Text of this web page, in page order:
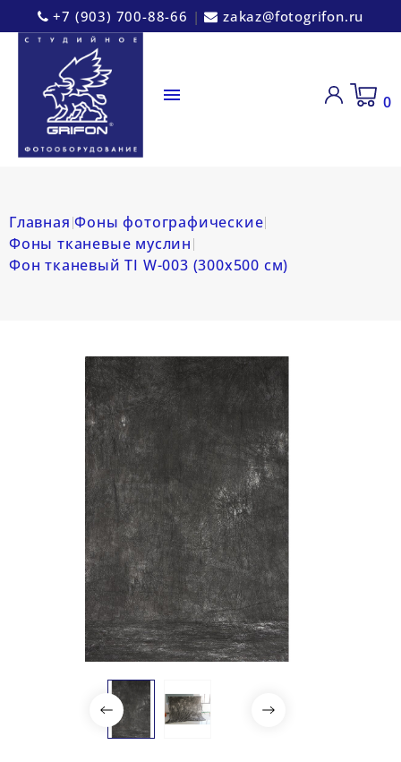
+7 (903) 700-88-66 | zakaz@fotogrifon.ru
 0
Главная Фоны фотографические
Фоны тканевые муслин
Фон тканевый TI W-003 (300х500 см)